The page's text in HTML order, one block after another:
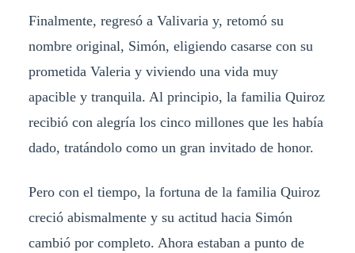
Finalmente, regresó a Valivaria y, retomó su
nombre original, Simón, eligiendo casarse con su
prometida Valeria y viviendo una vida muy
apacible y tranquila. Al principio, la familia Quiroz
recibió con alegría los cinco millones que les había
dado, tratándolo como un gran invitado de honor.
Pero con el tiempo, la fortuna de la familia Quiroz
creció abismalmente y su actitud hacia Simón
cambió por completo. Ahora estaban a punto de